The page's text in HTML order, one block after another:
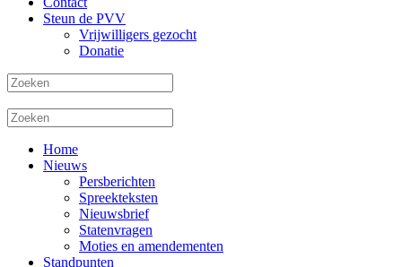
Steun de PVV
Vrijwilligers gezocht
Donatie
Home
Nieuws
Persberichten
Spreekteksten
Nieuwsbrief
Statenvragen
Moties en amendementen
Standpunten